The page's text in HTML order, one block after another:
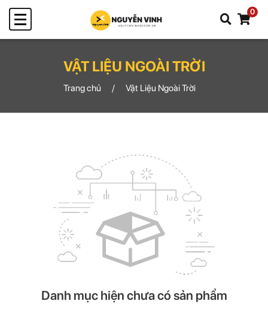
0
VẬT LIỆU NGOÀI TRỜI
Trang chủ Vật Liệu Ngoài Trời
Danh mục hiện chưa có sản phẩm